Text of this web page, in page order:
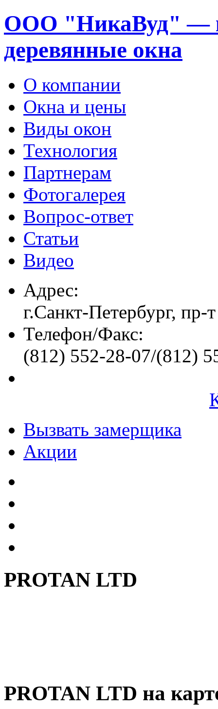
ООО "НикаВуд" —
деревянные окна
О компании
Окна и цены
Виды окон
Технология
Партнерам
Фотогалерея
Вопрос-ответ
Статьи
Видео
Адрес:
г.Санкт-Петербург, пр-
Телефон/Факс:
(812) 552-28-07/(812)
Вызвать замерщика
Акции
PROTAN LTD
PROTAN LTD на